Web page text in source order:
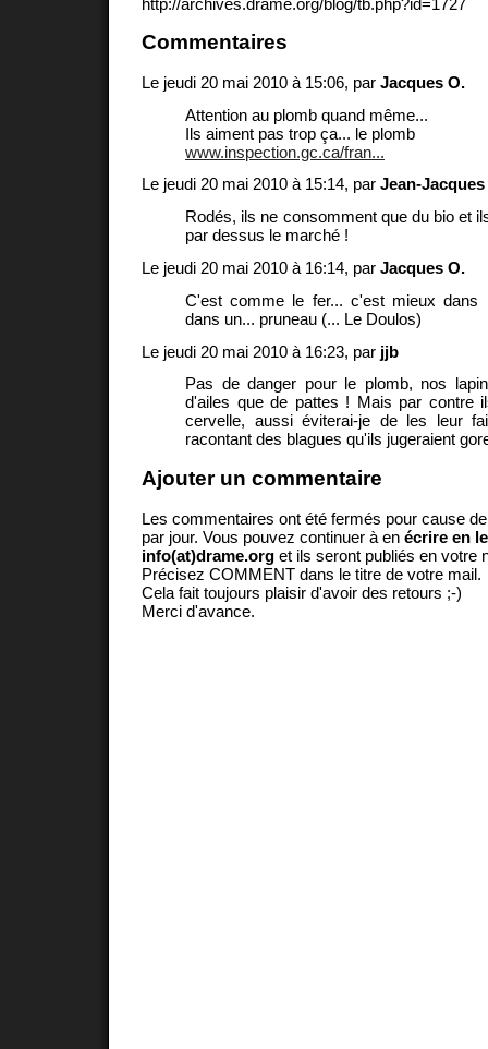
Commentaires
Le jeudi 20 mai 2010 à 15:06, par Jacques O.
Attention au plomb quand même...
Ils aiment pas trop ça... le plomb
www.inspection.gc.ca/fran...
Le jeudi 20 mai 2010 à 15:14, par Jean-
Rodés, ils ne consomment que du bio et
par dessus le marché !
Le jeudi 20 mai 2010 à 16:14, par Jacques O.
C'est comme le fer... c'est mieux dans
dans un... pruneau (... Le Doulos)
Le jeudi 20 mai 2010 à 16:23, par jjb
Pas de danger pour le plomb, nos
d'ailes que de pattes ! Mais par contre
cervelle, aussi éviterai-je de les leur
racontant des blagues qu'ils jugeraient
Ajouter un commentaire
Les commentaires ont été fermés pour cause
par jour. Vous pouvez continuer à en écrire en
info(at)drame.org et ils seront publiés en votre
Précisez COMMENT dans le titre de votre mail.
Cela fait toujours plaisir d'avoir des retours ;-)
Merci d'avance.